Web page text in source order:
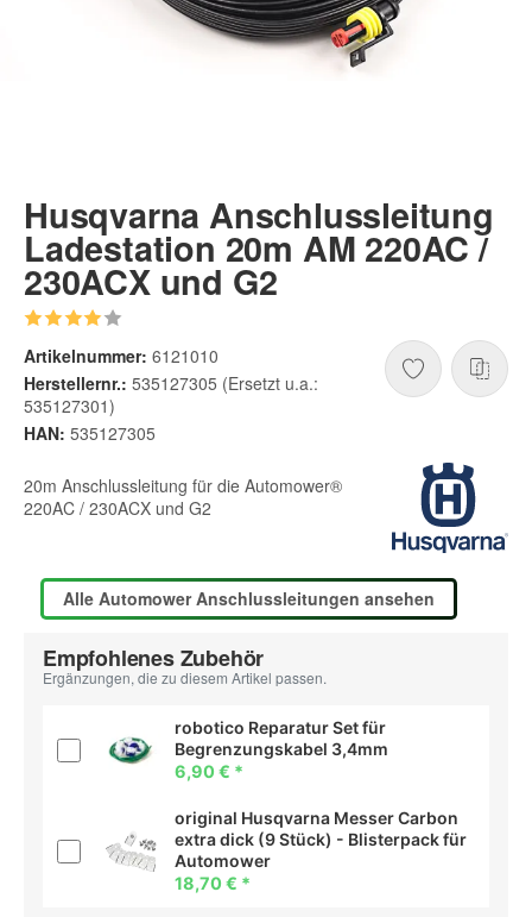
Husqvarna Anschlussleitung
Ladestation 20m AM 220AC /
230ACX und G2
Artikelnummer: 6121010
Herstellernr.: 535127305 (Ersetzt u.a.:
535127301)
HAN: 535127305
20m Anschlussleitung für die Automower®
220AC / 230ACX und G2
Alle Automower Anschlussleitungen ansehen
Empfohlenes Zubehör
Ergänzungen, die zu diesem Artikel passen.
robotico Reparatur Set für
Begrenzungskabel 3,4mm
6,90 € *
original Husqvarna Messer Carbon
extra dick (9 Stück) - Blisterpack für
Automower
18,70 € *